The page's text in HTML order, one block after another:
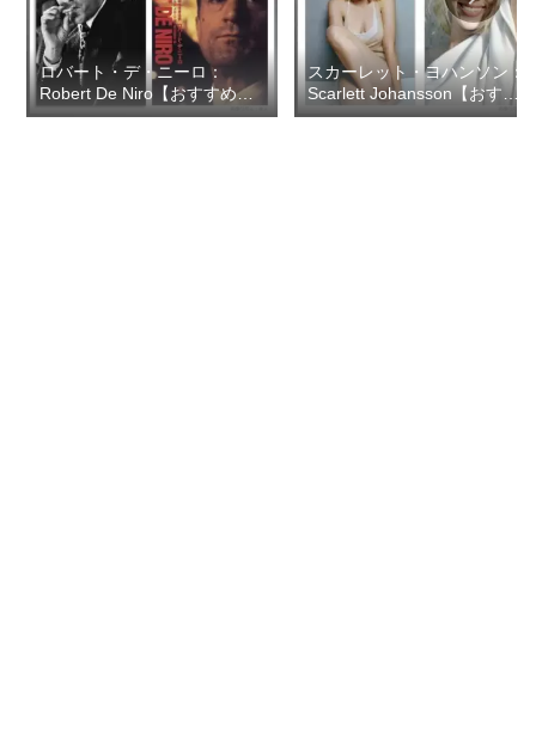
ロバート・デ・ニーロ：
Robert De Niro【おすすめの
映画ドラマ集】
スカーレット・ヨハンソン：
Scarlett Johansson【おすす
めの映画ドラマ集】